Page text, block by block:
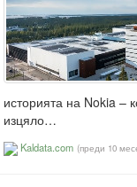
историята на Nokia –
изцяло…
Kaldata.com (преди 10